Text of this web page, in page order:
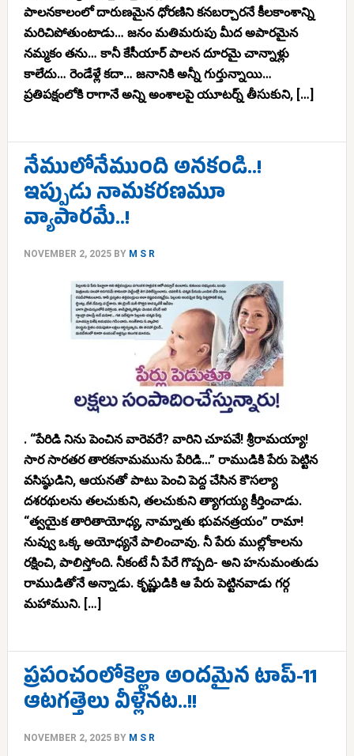
పాలనకాలంలో దారుణమైన ధోరణిని కనబర్చారనే కీలకాంశాన్ని
మరిచిపోతుంటాడు… జనం మతిమరుపు మీద అపారమైన
నమ్మకం తను… కానీ కేసీయార్ పాలన దూరమై చాన్నాళ్లు
కాలేదు… రెండేళ్లే కదా… జనానికి అన్నీ గుర్తున్నాయి…
ప్రతిపక్షంలోకి రాగానే అన్ని అంశాలపై యూటర్న్ తీసుకుని, […]
నేములోనేముంది అనకండి..!
ఇప్పుడు నామకరణమూ
వ్యాపారమే..!
NOVEMBER 2, 2025BY M S R
. “పేరిడి నిను పెంచిన వారెవరే? వారిని చూపవే! శ్రీరామయ్యా!
సార సారతర తారకనామమును పేరిడి…” రాముడికి పేరు పెట్టిన
వసిష్ఠుడిని, ఆయనతో పాటు పెంచి పెద్ద చేసిన కౌసల్యా
దశరథులను తలచుకుని, తలచుకుని త్యాగయ్య కీర్తించాడు.
“త్వయైక తారితాయోధ్య, నామ్నాతు భువనత్రయం” రామా!
నువ్వు ఒక్క అయోధ్యనే పాలించావు. నీ పేరు ముల్లోకాలను
రక్షించి, పాలిస్తోంది. నీకంటే నీ పేరే గొప్పది- అని హనుమంతుడు
రాముడితోనే అన్నాడు. కృష్ణుడికి ఆ పేరు పెట్టినవాడు గర్గ
మహాముని. […]
ప్రపంచంలోకెల్లా అందమైన టాప్-11
ఆటగత్తెలు వీళ్లేనట..!!
NOVEMBER 2, 2025BY M S R